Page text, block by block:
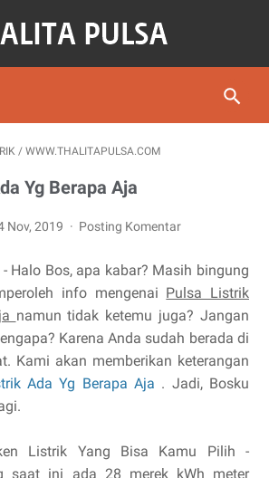
/ WWW.THALITAPULSA.COM
Yg Berapa Aja
Nov, 2019 Posting Komentar
- Halo Bos, apa kabar? Masih bingung
info mengenai Pulsa Listrik
namun tidak ketemu juga? Jangan
Karena Anda sudah berada di
Kami akan memberikan keterangan
Ada Yg Berapa Aja . Jadi, Bosku
Listrik Yang Bisa Kamu Pilih -
saat ini ada 28 merek kWh meter